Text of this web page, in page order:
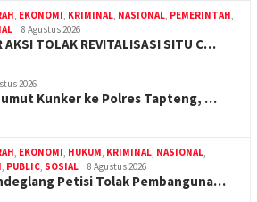
EKONOMI KRIMINAL NASIONAL PEMERINTAH
8 Agustus 2026
AKSI TOLAK REVITALISASI SITU C…
2026
Kunker ke Polres Tapteng, …
EKONOMI HUKUM KRIMINAL NASIONAL
PUBLIC SOSIAL 8 Agustus 2026
Petisi Tolak Pembanguna…